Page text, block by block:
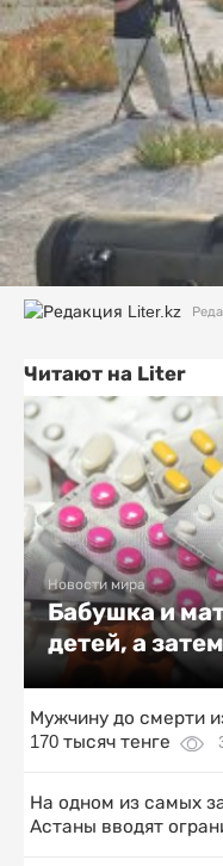
Читают на Liter
Новости мира
Бабушка и
детей, а
Мужчину до смерти
170 тысяч тенге
На одном из самых
Астаны вводят